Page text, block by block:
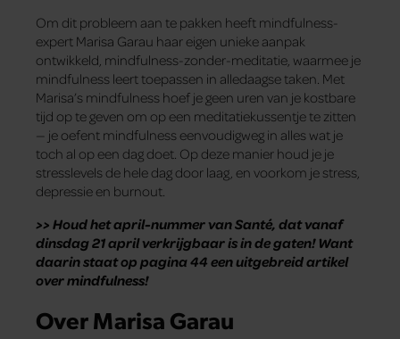
Om dit probleem aan te pakken heeft mindfulness-
expert Marisa Garau haar eigen unieke aanpak
ontwikkeld, mindfulness-zonder-meditatie, waarmee je
mindfulness leert toepassen in alledaagse taken. Met
Marisa’s mindfulness hoef je geen uren van je kostbare
tijd op te geven om op een meditatiekussentje te zitten
— je oefent mindfulness eenvoudigweg in alles wat je
toch al op een dag doet. Op deze manier houd je je
stresslevels de hele dag door laag, en voorkom je stress,
depressie en burnout.
>> Houd het april-nummer van Santé, dat vanaf
dinsdag 21 april verkrijgbaar is in de gaten! Want
daarin staat op pagina 44 een uitgebreid artikel
over mindfulness!
Over Marisa Garau